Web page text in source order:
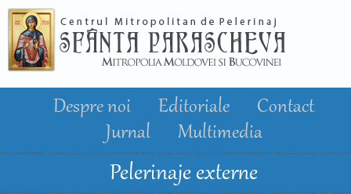
conţinutul
principal
Despre noi Editoriale
Contact
Jurnal
Multimedia
Pelerinaje externe